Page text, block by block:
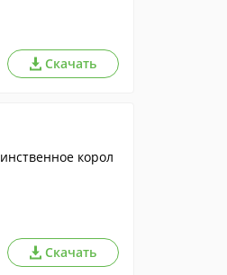
Скачать
корол
Скачать